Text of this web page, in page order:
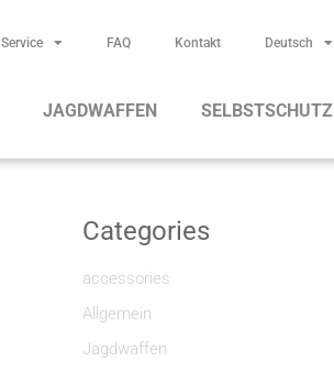
Service FAQ Kontakt Deutsch
JAGDWAFFEN SELBSTSCHUTZ
Categories
accessories
Allgemein
Jagdwaffen